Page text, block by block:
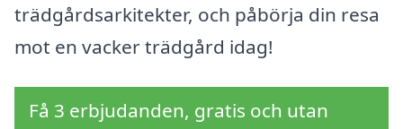
trädgårdsarkitekter, och påbörja din resa
mot en vacker trädgård idag!
Få 3 erbjudanden, gratis och utan